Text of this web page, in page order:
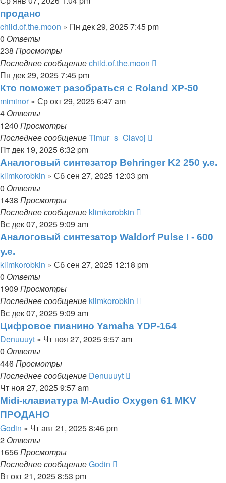
продано
child.of.the.moon » Пн дек 29, 2025 7:45 pm
0 Ответы
238 Просмотры
Последнее сообщениеchild.of.the.moon
Пн дек 29, 2025 7:45 pm
Кто поможет разобраться с Roland XP-50
miminor » Ср окт 29, 2025 6:47 am
4 Ответы
1240 Просмотры
Последнее сообщениеTimur_s_Clavoj
Пт дек 19, 2025 6:32 pm
Аналоговый синтезатор Behringer K2 250 у.е.
klimkorobkin » Сб сен 27, 2025 12:03 pm
0 Ответы
1438 Просмотры
Последнее сообщение klimkorobkin
Вс дек 07, 2025 9:09 am
Аналоговый синтезатор Waldorf Pulse I - 600
у.е.
klimkorobkin » Сб сен 27, 2025 12:18 pm
0 Ответы
1909 Просмотры
Последнее сообщение klimkorobkin
Вс дек 07, 2025 9:09 am
Цифровое пианино Yamaha YDP-164
Denuuuyt » Чт ноя 27, 2025 9:57 am
0 Ответы
446Просмотры
Последнее сообщение Denuuuyt
Чт ноя 27, 2025 9:57 am
Midi-клавиатура M-Audio Oxygen 61 MKV
ПРОДАНО
Godin » Чт авг 21, 2025 8:46 pm
2 Ответы
1656Просмотры
Последнее сообщениеGodin
Вт окт 21, 2025 8:53 pm